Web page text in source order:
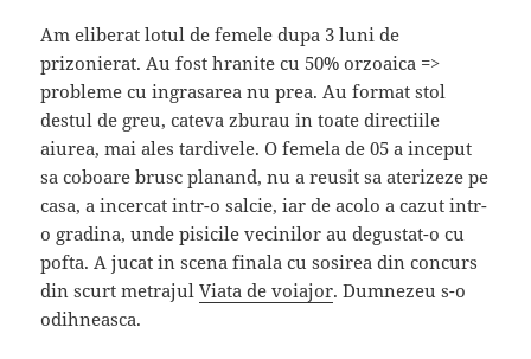
Am eliberat lotul de femele dupa 3 luni de
prizonierat. Au fost hranite cu 50% orzoaica =>
probleme cu ingrasarea nu prea. Au format stol
destul de greu, cateva zburau in toate directiile
aiurea, mai ales tardivele. O femela de 05 a inceput
sa coboare brusc planand, nu a reusit sa aterizeze pe
casa, a incercat intr-o salcie, iar de acolo a cazut intr-
o gradina, unde pisicile vecinilor au degustat-o cu
pofta. A jucat in scena finala cu sosirea din concurs
din scurt metrajulViata de voiajor. Dumnezeu s-o
odihneasca.